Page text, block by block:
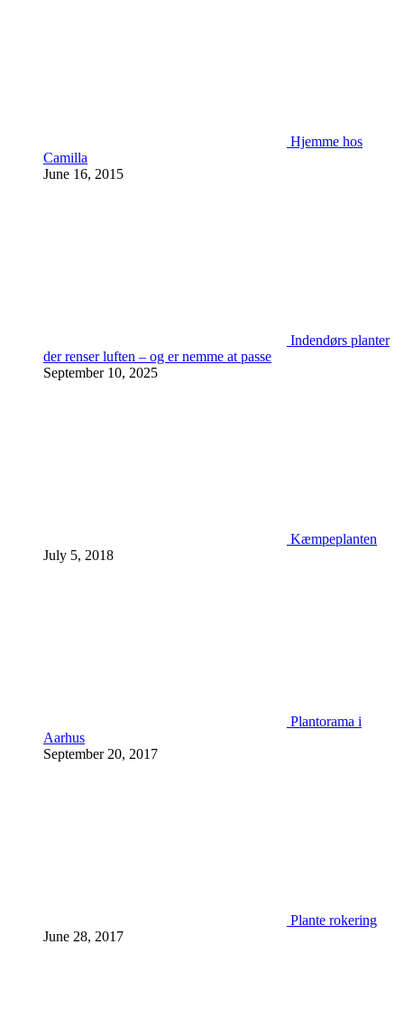
Hjemme hos
Camilla
June 16, 2015
Indendørs planter
der renser luften – og er nemme at passe
September 10, 2025
Kæmpeplanten
July 5, 2018
Plantorama i
Aarhus
September 20, 2017
Plante rokering
June 28, 2017